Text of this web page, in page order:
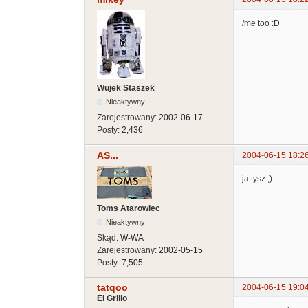
Wujek Staszek
Nieaktywny
Zarejestrowany: 2002-06-17
Posty: 2,436
/me too :D
AS... 2004-06-15
Toms Atarowiec
Nieaktywny
Skąd: W-WA
Zarejestrowany: 2002-05-15
Posty: 7,505
ja tysz ;)
tatqoo
2004-06-15
El Grillo